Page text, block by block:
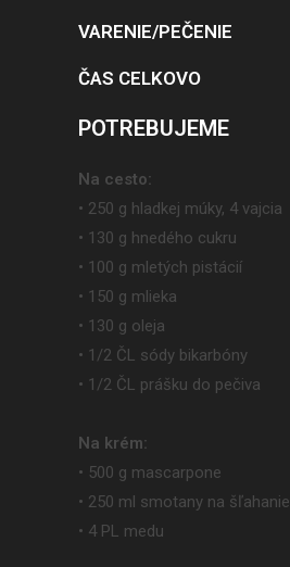
VARENIE/PEČENIE
ČAS CELKOVO
POTREBUJEME
Na cesto:
• 250 g hladkej múky, 4 vajcia
• 130 g hnedého cukru
• 100 g mletých pistácií
• 150 g mlieka
• 130 g oleja
• 1/2 ČL sódy bikarbóny
• 1/2 ČL prášku do pečiva
Na krém:
• 500 g mascarpone
• 250 ml smotany na šľahanie
• 4 PL medu